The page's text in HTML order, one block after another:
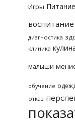
Игры Питание
воспитание
диагностика
клиника
малыши
обучение
отказ